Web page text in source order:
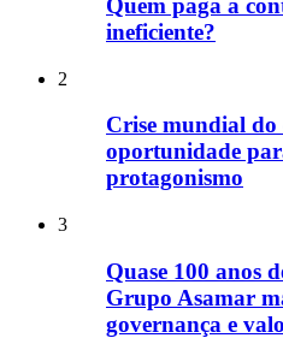
Quem paga a
ineficiente?
2
Crise mundial do
oportunidade
protagonismo
3
Quase 100 anos
Grupo Asamar
governança e